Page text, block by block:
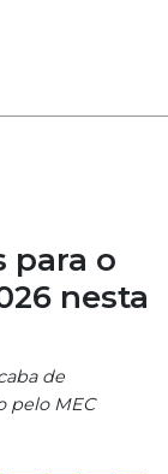
para o
nesta
de
pelo MEC